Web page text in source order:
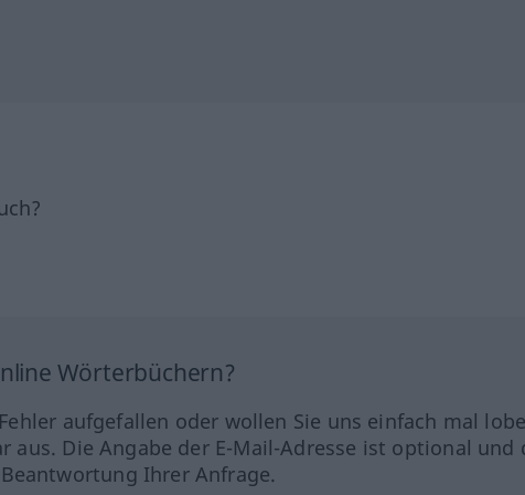
Wörterbüchern?
aufgefallen oder wollen Sie uns einfach mal
aus. Die Angabe der E-Mail-Adresse ist optional und
Ihrer Anfrage.